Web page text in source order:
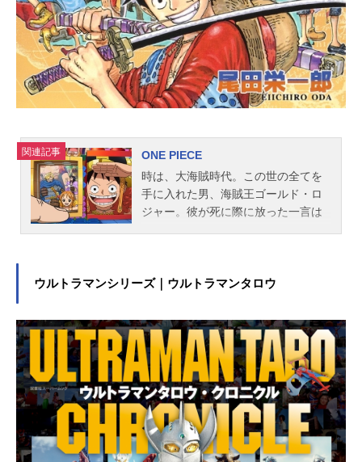
関連記事
ONE PIECE
時は、大海賊時代。この世の全てを
手に入れた男、海賊王ゴールド・ロ
ジャー。彼が死に際に放った一言は
置いてきた」ロジャーが遺した富と
（ワンピース）」を巡って幾人もの
海賊たちが旗を掲げて戦っていた。
そして、そんな海賊に憧れる一人の
少年ルフィ。「悪魔の実」の能力に
より、一生泳げない体の代わりに、
全身がゴムのように伸びる不思議な
体を手に入れた少年！命の恩人・海
賊団のリーダー・シャンクスからも
ウルトラマンシリーズ｜ウルトラマンタロウ